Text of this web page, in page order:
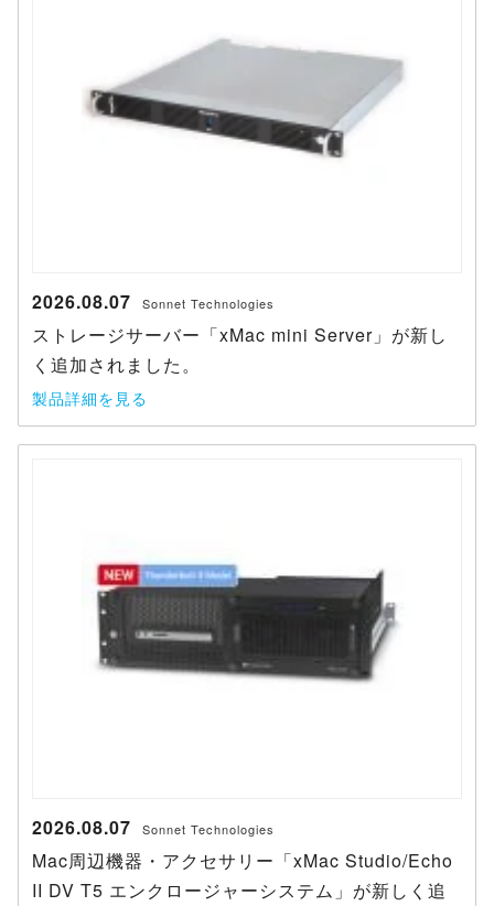
2026.08.07 Sonnet Technologies
ストレージサーバー「xMac mini Server」が新し
く追加されました。
製品詳細を見る
2026.08.07 Sonnet Technologies
Mac周辺機器・アクセサリー「xMac Studio/Echo
II DV T5 エンクロージャーシステム」が新しく追